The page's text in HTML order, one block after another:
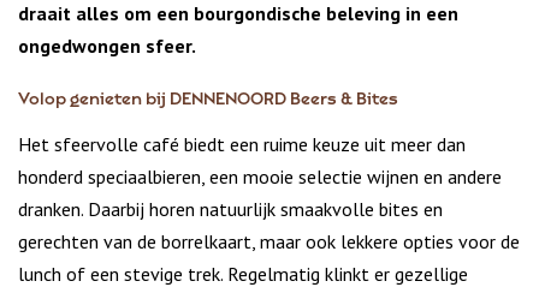
draait alles om een bourgondische beleving in een
ongedwongen sfeer.
Volop genieten bij DENNENOORD Beers & Bites
Het sfeervolle café biedt een ruime keuze uit meer dan
honderd speciaalbieren, een mooie selectie wijnen en andere
dranken. Daarbij horen natuurlijk smaakvolle bites en
gerechten van de borrelkaart, maar ook lekkere opties voor de
lunch of een stevige trek. Regelmatig klinkt er gezellige